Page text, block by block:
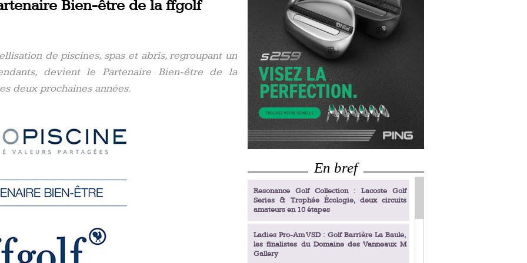
Bien-être de la ffgolf
de piscines, spas et abris, regroupant un
devient le Partenaire Bien-être de la
deux prochaines années.
En bref
Resonance Golf Collection : Lacoste Golf
Series & Trophée Écologie, deux circuits
amateurs en 10 étapes
Ladies Pro-Am VSD : Golf Barrière La Baule,
les finalistes du Domaine des Vanneaux M
Gallery